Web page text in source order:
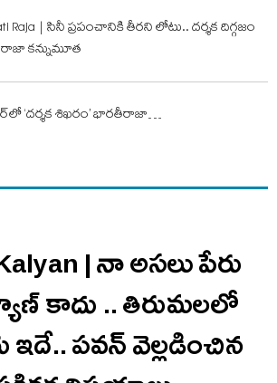
Raja | సినీ ప్రపంచానికి తీరని లోటు.. దర్శక దిగ్గజం
కన్నుమూత
‘దర్శక శిఖరం’ భారతీరాజా…
| నా అసలు పేరు
కాదు .. తిరుమలలో
ఇదే.. ప‌వ‌న్ వెల్లడించిన